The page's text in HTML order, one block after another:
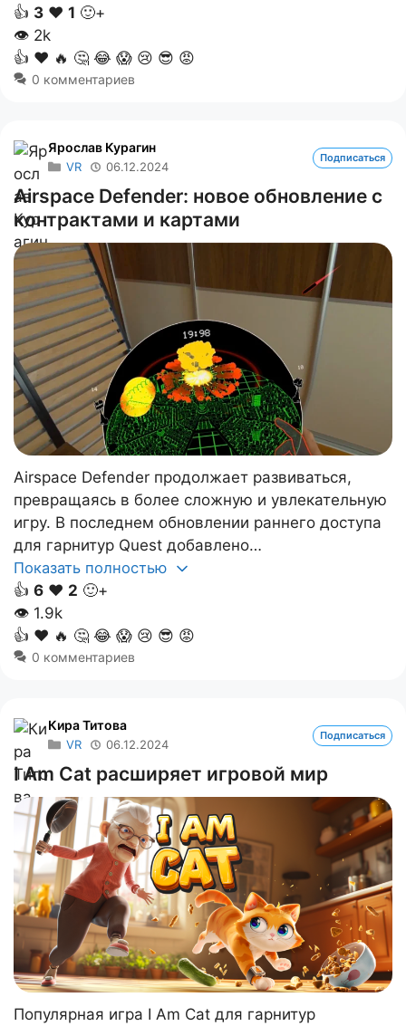
👍 3 ❤️ 1 🙂+
👁 2k
👍 ❤️ 🔥 🤔 😂 😱 😢 😎 😡
0 комментариев
Ярослав Курагин
VR 06.12.2024
Подписаться
Airspace Defender: новое обновление с
контрактами и картами
Airspace Defender продолжает развиваться,
превращаясь в более сложную и увлекательную
игру. В последнем обновлении раннего доступа
для гарнитур Quest добавлено…
Показать полностью
👍 6 ❤️ 2 🙂+
👁 1.9k
👍 ❤️ 🔥 🤔 😂 😱 😢 😎 😡
0 комментариев
Кира Титова
VR 06.12.2024
Подписаться
I Am Cat расширяет игровой мир
Популярная игра I Am Cat для гарнитур